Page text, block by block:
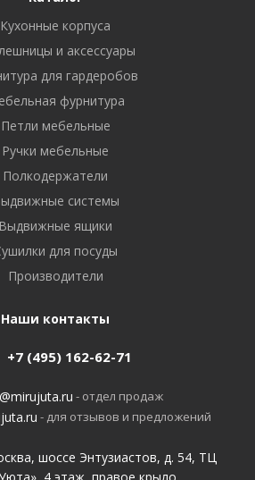
Кухонные корпуса
и аксессуары
для гардеробов
фурнитура
Петли мебельные
Ручки мебельные
Полкодержатели
системы
Выдвижные ящики
для посуды
Производители
Наши контакты
+7 (495) 162-62-71
- отдел продаж
- для отзывов и предложений
шоссе Энтузиастов, д. 54, ТЦ
4 этаж, правое крыло